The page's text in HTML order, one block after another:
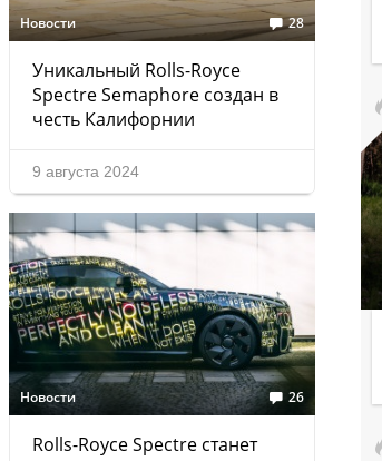
Новости 28
Уникальный Rolls-Royce
Spectre Semaphore создан в
честь Калифорнии
9 августа 2024
Новости 26
Rolls-Royce Spectre станет